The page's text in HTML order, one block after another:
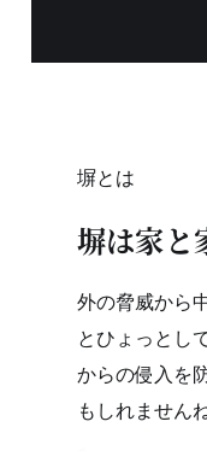
塀とは
塀は家と
外の脅威から
とひょっとし
からの侵入を
もしれませんね